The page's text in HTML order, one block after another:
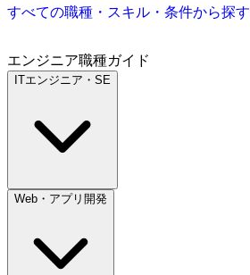
すべての職種・スキル・条件から探す
エンジニア職種ガイド
ITエンジニア・SE
Web・アプリ開発